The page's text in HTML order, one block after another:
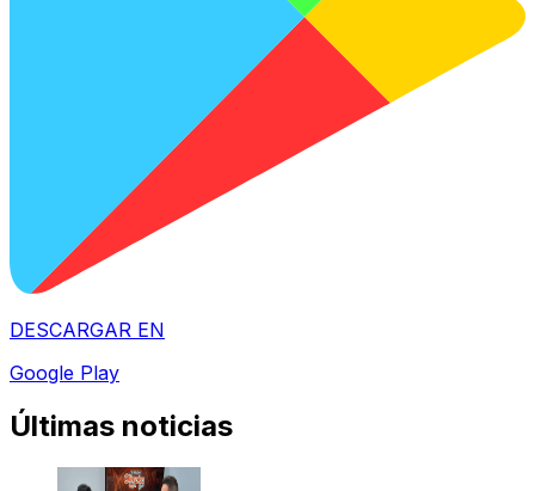
DESCARGAR EN
Google Play
Últimas noticias